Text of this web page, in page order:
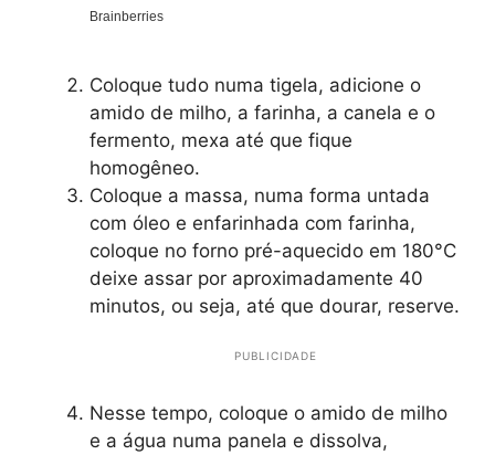
Coloque tudo numa tigela, adicione o
amido de milho, a farinha, a canela e o
fermento, mexa até que fique
homogêneo.
Coloque a massa, numa forma untada
com óleo e enfarinhada com farinha,
coloque no forno pré-aquecido em 180°C
deixe assar por aproximadamente 40
minutos, ou seja, até que dourar, reserve.
PUBLICIDADE
Nesse tempo, coloque o amido de milho
e a água numa panela e dissolva,